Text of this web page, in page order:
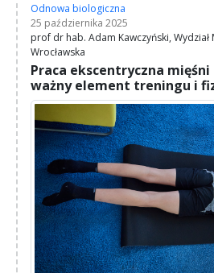
Odnowa biologiczna
25 października 2025
prof dr hab. Adam Kawczyński, Wydział
Wrocławska
Praca ekscentryczna
ważny element treningu i